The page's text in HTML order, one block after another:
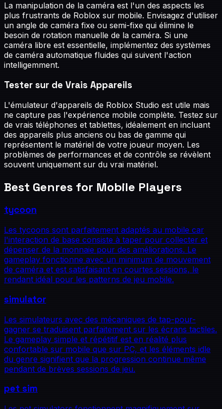
La manipulation de la caméra est l'un des aspects les
plus frustrants de Roblox sur mobile. Envisagez d'utiliser
un angle de caméra fixe ou semi-fixe qui élimine le
besoin de rotation manuelle de la caméra. Si une
caméra libre est essentielle, implémentez des systèmes
de caméra automatique fluides qui suivent l'action
intelligemment.
Tester sur de Vrais Appareils
L'émulateur d'appareils de Roblox Studio est utile mais
ne capture pas l'expérience mobile complète. Testez sur
de vrais téléphones et tablettes, idéalement en incluant
des appareils plus anciens ou bas de gamme qui
représentent le matériel de votre joueur moyen. Les
problèmes de performances et de contrôle se révèlent
souvent uniquement sur du vrai matériel.
Best Genres for Mobile Players
tycoon
Les tycoons sont parfaitement adaptés au mobile car
l'interaction de base consiste à taper pour collecter et
dépenser de la monnaie pour des améliorations. Le
gameplay fonctionne avec un minimum de mouvement
de caméra et est satisfaisant en courtes sessions, le
rendant idéal pour les patterns de jeu mobile.
simulator
Les simulateurs avec des mécaniques de tap-pour-
gagner se traduisent parfaitement sur les écrans tactiles.
Le gameplay simple et répétitif est en réalité plus
confortable sur mobile que sur PC, et les éléments idle
du genre signifient que la progression continue même
pendant de brèves sessions de jeu.
pet sim